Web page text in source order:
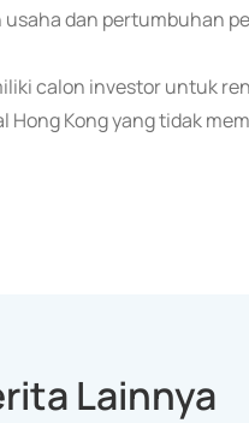
dan pertumbuhan
calon investor untuk
Hong Kong yang tidak
Lainnya